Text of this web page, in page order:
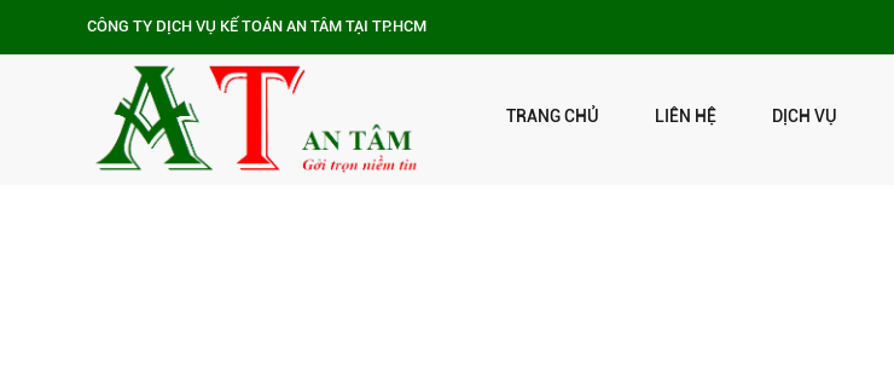
CÔNG TY DỊCH VỤ KẾ TOÁN AN TÂM TẠI TP.HCM
TRANG CHỦ LIÊN HỆ DỊCH VỤ